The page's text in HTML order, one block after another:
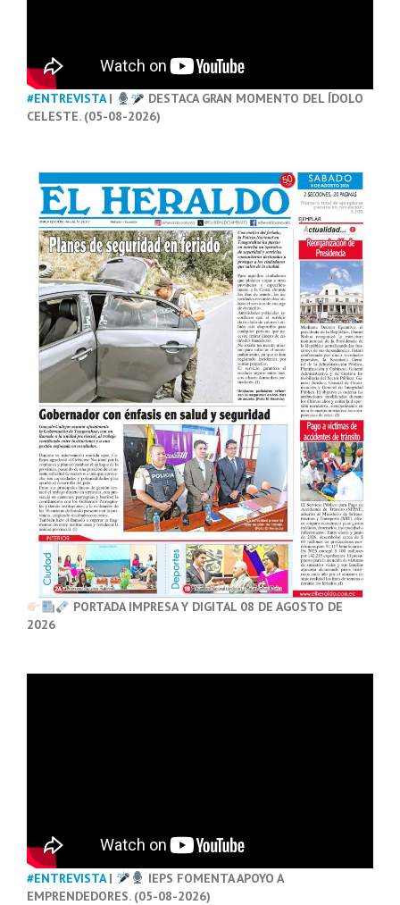
#ENTREVISTA|
DESTACA GRAN MOMENTO DEL ÍDOLO
CELESTE. (05-08-2026)
PORTADA IMPRESA Y DIGITAL 08 DE AGOSTO DE
2026
#ENTREVISTA|
IEPS FOMENTA APOYO A
EMPRENDEDORES. (05-08-2026)